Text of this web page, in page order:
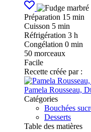
Préparation 15 min
Cuisson 5 min
Réfrigération 3 h
Congélation 0 min
50 morceaux
Facile
Recette créée par :
Pamela Rousseau,
Catégories
Bouchées
Desserts
Table des matières